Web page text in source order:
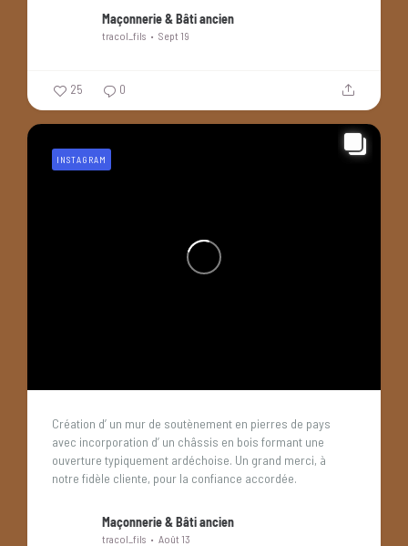
Maçonnerie & Bâti ancien
tracol_fils Sept 19
25 0
Création d’ un mur de soutènement en pierres de pays
avec incorporation d’ un châssis en bois formant une
ouverture typiquement ardéchoise. Un grand merci, à
notre fidèle cliente, pour la confiance accordée.
Maçonnerie & Bâti ancien
tracol_fils Août 13
INSTAGRAM